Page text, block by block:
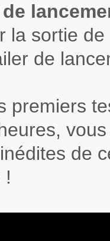
la sortie
de
premiers
de
!